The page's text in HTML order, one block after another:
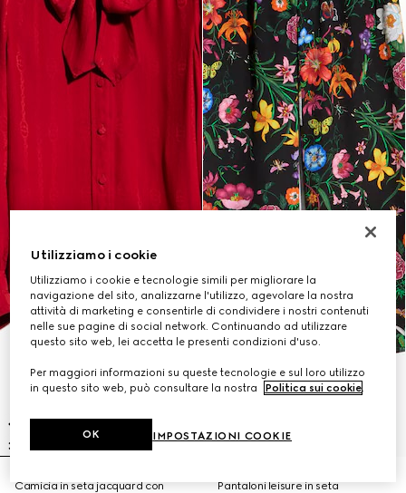
Camicia in seta jacquard con
Pantaloni leisure in seta
Utilizziamo i cookie
Utilizziamo i cookie e tecnologie simili per migliorare la
navigazione del sito, analizzarne l'utilizzo, agevolare la nostra
attività di marketing e consentirle di condividere i nostri contenuti
nelle sue pagine di social network. Continuando ad utilizzare
questo sito web, lei accetta le presenti condizioni d'uso.
Per maggiori informazioni su queste tecnologie e sul loro utilizzo
in questo sito web, può consultare la nostra
Politica sui cookie.
IMPOSTAZIONI COOKIE
OK